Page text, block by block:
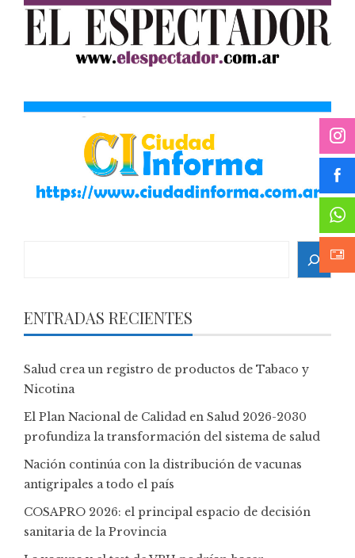
ENTRADAS RECIENTES
Salud crea un registro de productos de Tabaco y
Nicotina
El Plan Nacional de Calidad en Salud 2026-2030
profundiza la transformación del sistema de salud
Nación continúa con la distribución de vacunas
antigripales a todo el país
COSAPRO 2026: el principal espacio de decisión
sanitaria de la Provincia